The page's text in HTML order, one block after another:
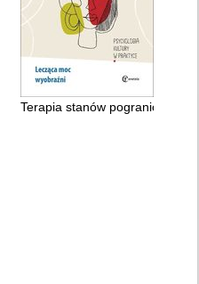
: zrozumieć osobowość
Terapia stanów pogranicza :